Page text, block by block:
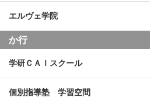
エルヴェ学院
か行
学研ＣＡＩスクール
個別指導塾 学習空間